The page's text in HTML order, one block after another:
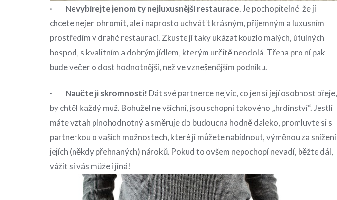
· Nevybírejte jenom ty nejluxusnější restaurace. Je pochopitelné, že ji
chcete nejen ohromit, ale i naprosto uchvátit krásným, příjemným a luxusním
prostředím v drahé restauraci. Zkuste ji taky ukázat kouzlo malých, útulných
hospod, s kvalitním a dobrým jídlem, kterým určitě neodolá. Třeba pro ní pak
bude večer o dost hodnotnější, než ve vznešenějším podniku.
· Naučte ji skromnosti! Dát své partnerce nejvíc, co jen si její osobnost přeje,
by chtěl každý muž. Bohužel ne všichni, jsou schopní takového „hrdinství“. Jestli
máte vztah plnohodnotný a směruje do budoucna hodně daleko, promluvte si s
partnerkou o vašich možnostech, které ji můžete nabídnout, výměnou za snížení
jejích (někdy přehnaných) nároků. Pokud to ovšem nepochopí nevadí, běžte dál,
vážit si vás může i jiná!